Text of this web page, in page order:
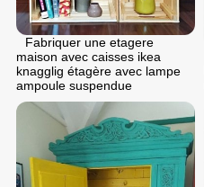
Fabriquer une etagere
maison avec caisses ikea
knagglig étagère avec lampe
ampoule suspendue